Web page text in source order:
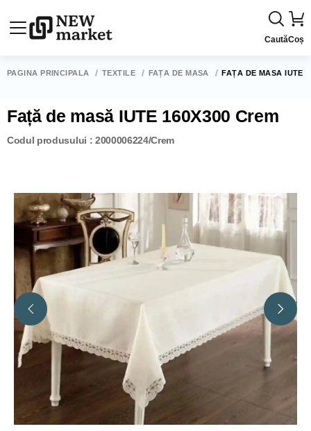
CautăCoș
PAGINA PRINCIPALĂ TEXTILE FAȚĂ DE MASĂ FAȚĂ DE MASĂ IUTE
Față de masă IUTE 160X300 Crem
Codul produsului : 2000006224/Crem